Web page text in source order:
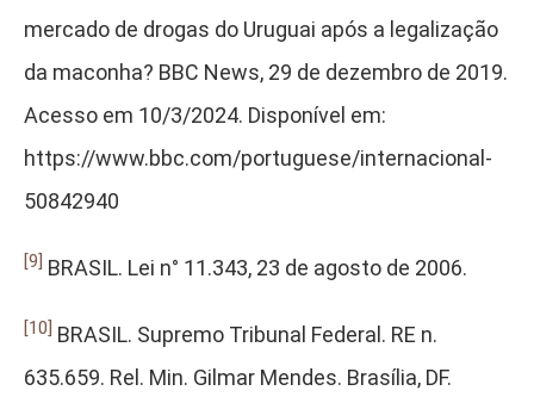
mercado de drogas do Uruguai após a legalização
da maconha? BBC News, 29 de dezembro de 2019.
Acesso em 10/3/2024. Disponível em:
https://www.bbc.com/portuguese/internacional-
50842940
[9] BRASIL. Lei n° 11.343, 23 de agosto de 2006.
[10] BRASIL. Supremo Tribunal Federal. RE n.
635.659. Rel. Min. Gilmar Mendes. Brasília, DF.